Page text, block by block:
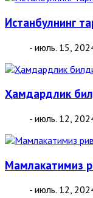
Истанбулнинг
- июль. 15,
Ҳамдардлик
- июль. 12,
Мамлакатимиз
- июль. 12,